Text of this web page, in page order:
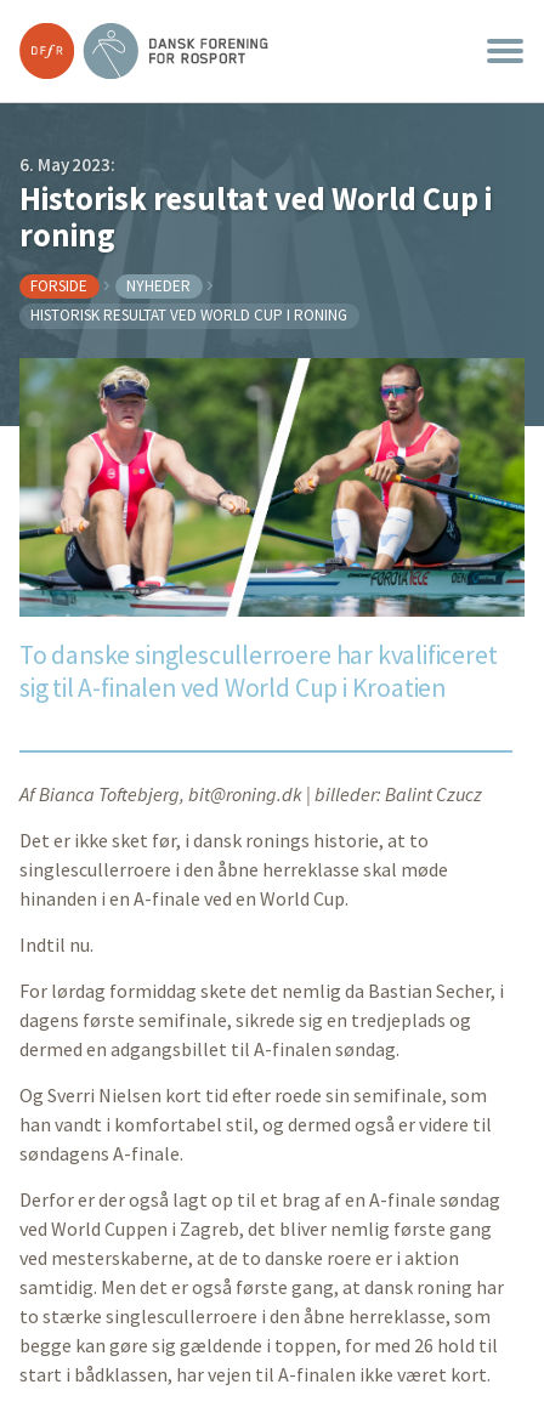
6. May 2023:
Historisk resultat ved World Cup i
roning
FORSIDE
NYHEDER
HISTORISK RESULTAT VED WORLD CUP I RONING
To danske singlescullerroere har kvalificeret
sig til A-finalen ved World Cup i Kroatien
Af Bianca Toftebjerg, bit@roning.dk | billeder: Balint Czucz
Det er ikke sket før, i dansk ronings historie, at to
singlescullerroere i den åbne herreklasse skal møde
hinanden i en A-finale ved en World Cup.
Indtil nu.
For lørdag formiddag skete det nemlig da Bastian Secher, i
dagens første semifinale, sikrede sig en tredjeplads og
dermed en adgangsbillet til A-finalen søndag.
Og Sverri Nielsen kort tid efter roede sin semifinale, som
han vandt i komfortabel stil, og dermed også er videre til
søndagens A-finale.
Derfor er der også lagt op til et brag af en A-finale søndag
ved World Cuppen i Zagreb, det bliver nemlig første gang
ved mesterskaberne, at de to danske roere er i aktion
samtidig. Men det er også første gang, at dansk roning har
to stærke singlescullerroere i den åbne herreklasse, som
begge kan gøre sig gældende i toppen, for med 26 hold til
start i bådklassen, har vejen til A-finalen ikke været kort.